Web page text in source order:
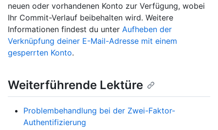
neuen oder vorhandenen Konto zur Verfügung, wobei
Ihr Commit-Verlauf beibehalten wird. Weitere
Informationen findest du unter Aufheben der
Verknüpfung deiner E-Mail-Adresse mit einem
gesperrten Konto.
Weiterführende Lektüre
Problembehandlung bei der Zwei-Faktor-
Authentifizierung